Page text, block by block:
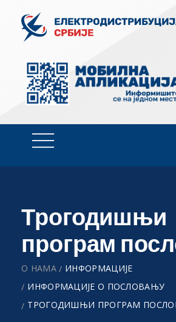
Трогодишњи
програм
О НАМА
ИНФОРМАЦИЈЕ
ИНФОРМАЦИЈЕ О ПОСЛОВАЊУ
ТРОГОДИШЊИ ПРОГРАМ